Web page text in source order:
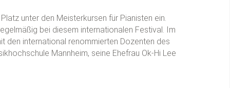
unter den Meisterkursen für Pianisten ein.
bei diesem internationalen Festival. Im
den international renommierten Dozenten des
Mannheim, seine Ehefrau Ok-Hi Lee